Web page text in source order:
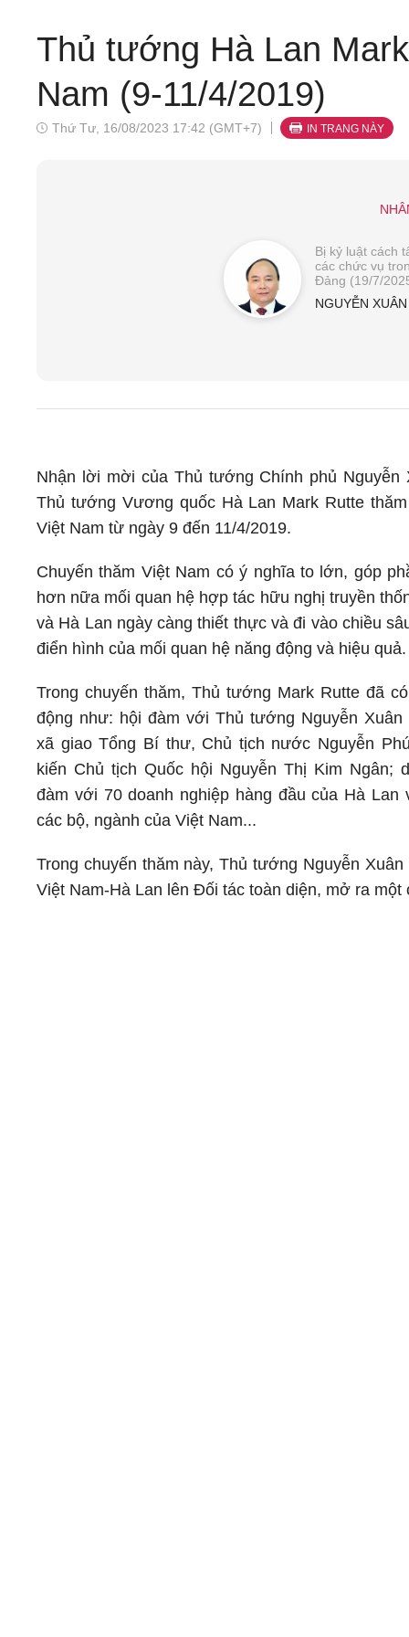
Thủ tướng Hà Lan
Nam (9-11/4/2019)
Thứ Tư, 16/08/2023 17:42 (GMT+7) IN TRANG NÀY
Bị kỷ luật cách
các chức vụ
Đảng (19/7/
NGUYỄN
Nhận lời mời của Thủ tướng Chính phủ Nguyễn
Thủ tướng Vương quốc Hà Lan Mark Rutte
Việt Nam từ ngày 9 đến 11/4/2019.
Chuyến thăm Việt Nam có ý nghĩa to lớn, góp
hơn nữa mối quan hệ hợp tác hữu nghị truyền
và Hà Lan ngày càng thiết thực và đi vào chiều
điển hình của mối quan hệ năng động và hiệu quả.
Trong chuyến thăm, Thủ tướng Mark Rutte đã
động như: hội đàm với Thủ tướng Nguyễn Xuân
xã giao Tổng Bí thư, Chủ tịch nước Nguyễn
kiến Chủ tịch Quốc hội Nguyễn Thị Kim Ngân;
đàm với 70 doanh nghiệp hàng đầu của Hà Lan
các bộ, ngành của Việt Nam...
Trong chuyến thăm này, Thủ tướng Nguyễn
Việt Nam-Hà Lan lên Đối tác toàn diện, mở ra